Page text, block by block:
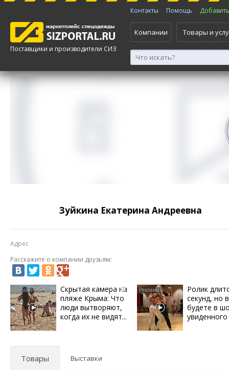
Поставщики и производители СИЗ
Контакты Помощь
Компании Товары и
Зуйкина Екатерина Андреевна
Адрес
Расскажите о компании друзьям:
i
Скрытая камера на
пляже Крыма: Что
люди вытворяют,
когда их не видят...
Ролик
секунд, но
будете в
увиденного
Товары Выставки